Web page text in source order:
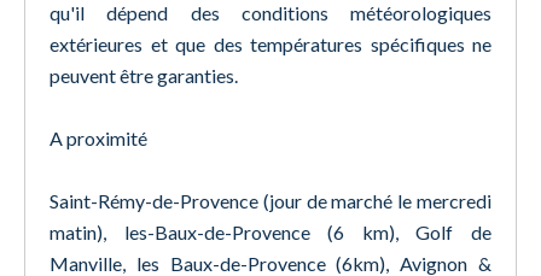
qu'il dépend des conditions météorologiques
extérieures et que des températures spécifiques ne
peuvent être garanties.
A proximité
Saint-Rémy-de-Provence (jour de marché le mercredi
matin), les-Baux-de-Provence (6 km), Golf de
Manville, les Baux-de-Provence (6km), Avignon &